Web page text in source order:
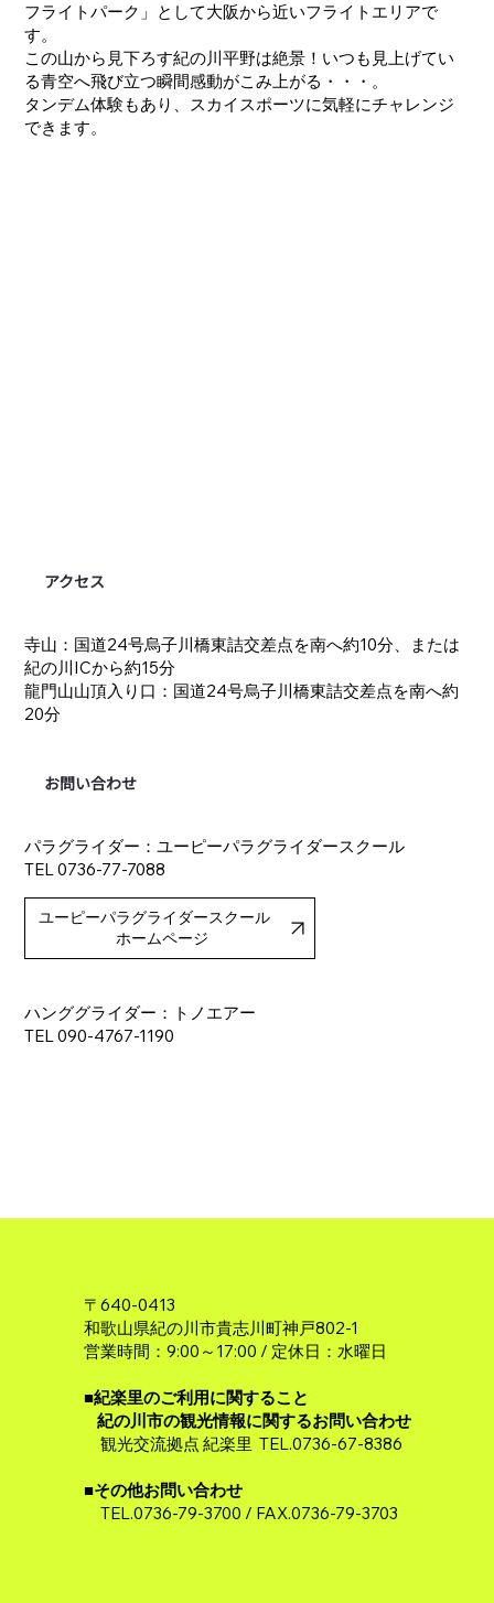
フライトパーク」として大阪から近いフライトエリアで
す。
この山から見下ろす紀の川平野は絶景！いつも見上げてい
る青空へ飛び立つ瞬間感動がこみ上がる・・・。
タンデム体験もあり、スカイスポーツに気軽にチャレンジ
できます。
​アクセス
寺山：国道24号烏子川橋東詰交差点を南へ約10分、または
紀の川ICから約15分
龍門山山頂入り口：国道24号烏子川橋東詰交差点を南へ約
20分
お問い合わせ
​パラグライダー：ユーピーパラグライダースクール
TEL 0736-77-7088
ユーピーパラグライダースクール
ホームページ
ハンググライダー：トノエアー
TEL 090-4767-1190
〒640-0413
和歌山県紀の川市貴志川町神戸802-1
営業時間：9:00～17:00 / 定休日：水曜日
■紀楽里のご利用に関すること
紀の川市の観光情報に関するお問い合わせ
観光交流拠点 紀楽里 TEL.0736-67-8386
■その他お問い合わせ​​
TEL.0736-79-3700 / FAX.0736-79-3703